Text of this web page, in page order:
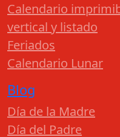
Calendario
vertical y listado
Feriados
Calendario Lunar
Blog
Día de la Madre
Día del Padre